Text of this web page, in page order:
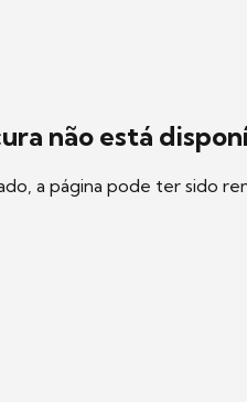
não está
a página pode ter sido